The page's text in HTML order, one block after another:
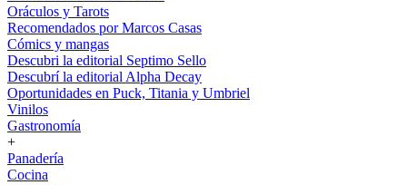
Oráculos y Tarots
Recomendados por Marcos Casas
Cómics y mangas
Descubri la editorial Septimo Sello
Descubrí la editorial Alpha Decay
Oportunidades en Puck, Titania y Umbriel
Vinilos
Gastronomía
+
Panadería
Cocina